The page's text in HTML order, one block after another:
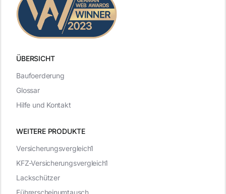
ÜBERSICHT
WEITERE PRODUKTE
Versicherungsvergleich1
KFZ-Versicherungsvergleich1
Lackschützer
Führerscheinumtausch
Baufoerderung
Glossar
Hilfe und Kontakt